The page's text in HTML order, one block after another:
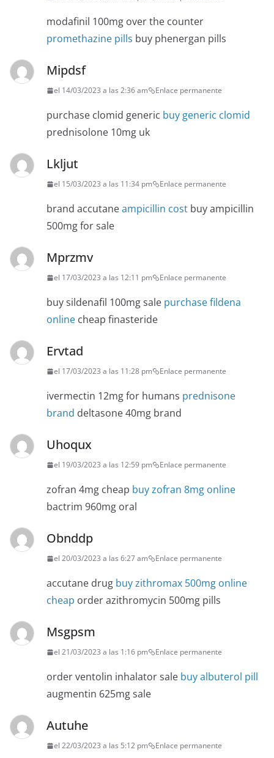
modafinil 100mg over the counter
promethazine pills buy phenergan pills
Mipdsf
el 14/03/2023 a las 2:36 am Enlace permanente
purchase clomid generic buy generic clomid
prednisolone 10mg uk
Lkljut
el 15/03/2023 a las 11:34 pm Enlace permanente
brand accutaneampicillin cost buy ampicillin
500mg for sale
Mprzmv
el 17/03/2023 a las 12:11 pm Enlace permanente
buy sildenafil 100mg sale purchase fildena
online cheap finasteride
Ervtad
el 17/03/2023 a las 11:28 pm Enlace permanente
ivermectin 12mg for humans prednisone
brand deltasone 40mg brand
Uhoqux
el 19/03/2023 a las 12:59 pm Enlace permanente
zofran 4mg cheap buy zofran 8mg online
bactrim 960mg oral
Obnddp
el 20/03/2023 a las 6:27 am Enlace permanente
accutane drug buy zithromax 500mg online
cheap order azithromycin 500mg pills
Msgpsm
el 21/03/2023 a las 1:16 pm Enlace permanente
order ventolin inhalator sale buy albuterol pill
augmentin 625mg sale
Autuhe
el 22/03/2023 a las 5:12 pm Enlace permanente